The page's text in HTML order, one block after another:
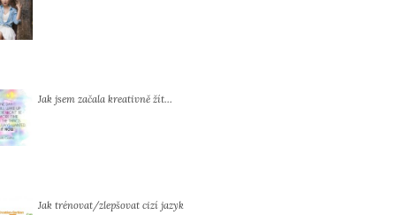
Jak jsem začala kreativně žít…
Jak trénovat/zlepšovat cizí jazyk